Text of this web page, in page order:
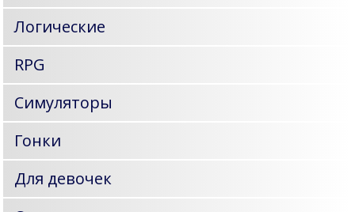
Логические
RPG
Симуляторы
Гонки
Для девочек